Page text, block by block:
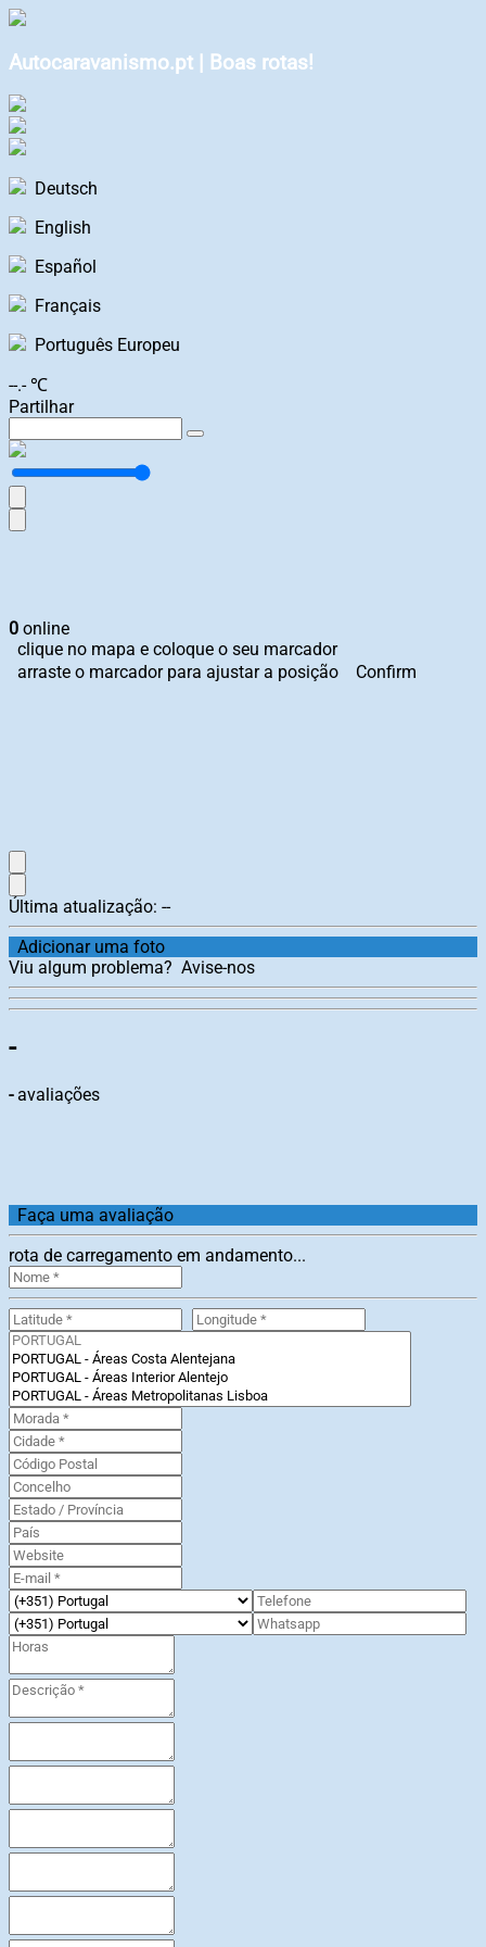
Autocaravanismo.pt | Boas rotas!
Deutsch
English
Español
Français
Português Europeu
--.- ℃
Partilhar
0 online
clique no mapa e coloque o seu marcador
arraste o marcador para ajustar a posição
Confirm
Última atualização: --
Adicionar uma foto
Viu algum problema? Avise-nos
-
-avaliações
Faça uma avaliação
rota de carregamento em andamento...